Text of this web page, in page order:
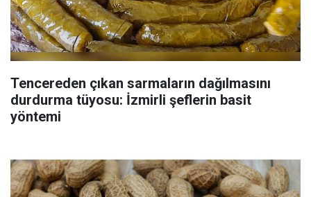
Tencereden çıkan sarmaların dağılmasını
durdurma tüyosu: İzmirli şeflerin basit
yöntemi